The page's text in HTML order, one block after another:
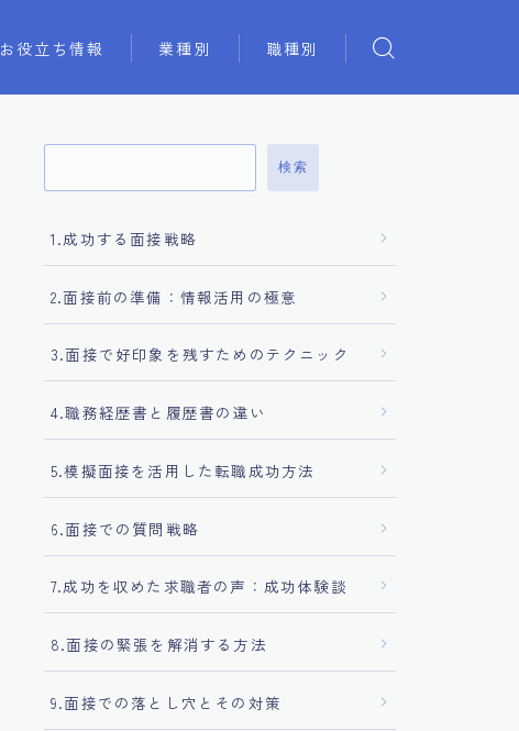
お役立ち情報 業種別 職種別
検索
1.成功する面接戦略
2.面接前の準備：情報活用の極意
3.面接で好印象を残すためのテクニック
4.職務経歴書と履歴書の違い
5.模擬面接を活用した転職成功方法
6.面接での質問戦略
7.成功を収めた求職者の声：成功体験談
8.面接の緊張を解消する方法
9.面接での落とし穴とその対策